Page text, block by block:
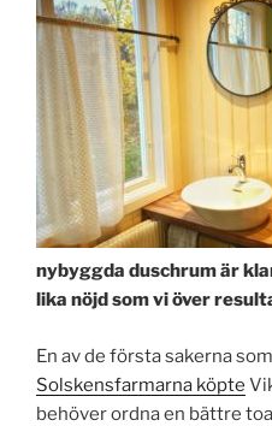
nybyggda duschrum är
lika nöjd som vi över
En av de första sakerna
Solskensfarmarna köpte
behöver ordna en bättre